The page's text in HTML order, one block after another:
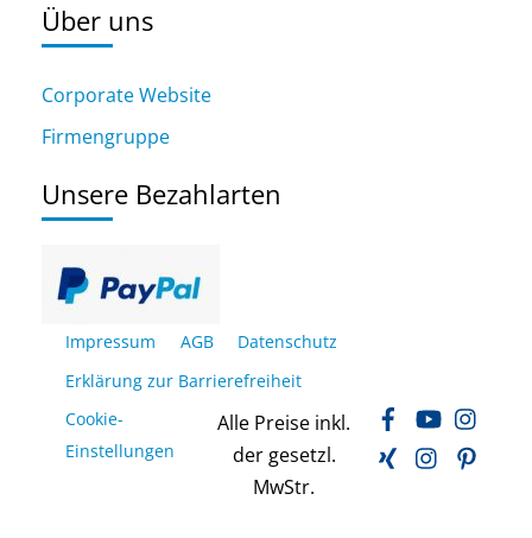
Über uns
Corporate Website
Firmengruppe
Unsere Bezahlarten
Impressum AGB
Datenschutz
Erklärung zur Barrierefreiheit
Cookie-
Einstellungen
Alle Preise inkl.
der gesetzl.
MwStr.
FacebookYouTube
Xing
LinkedIn